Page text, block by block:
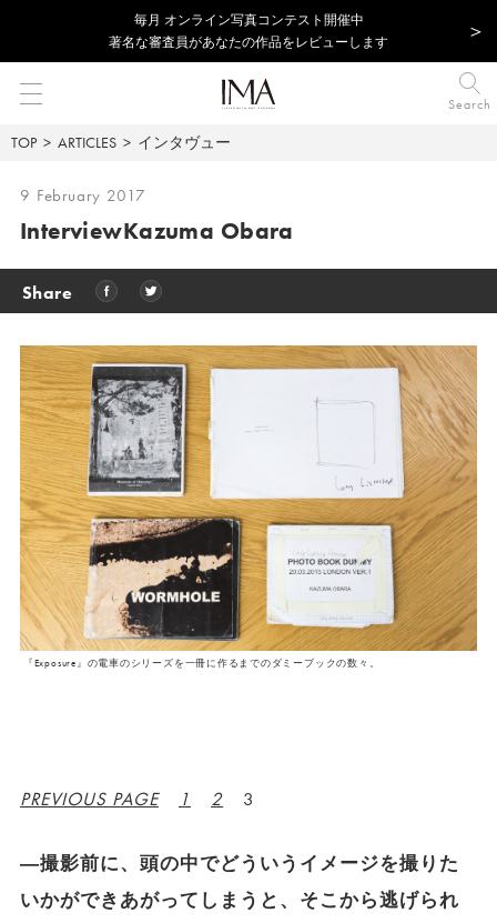
毎⽉ オンライン写真コンテスト開催中
著名な審査員があなたの作品をレビューします
Search
TOP ARTICLES インタヴュー
9 February 2017
InterviewKazuma Obara
Share
『Exposure』の電車のシリーズを一冊に作るまでのダミーブックの数々。
PREVIOUS PAGE 1 2 3
―撮影前に、頭の中でどういうイメージを撮りた
いかができあがってしまうと、そこから逃げられ